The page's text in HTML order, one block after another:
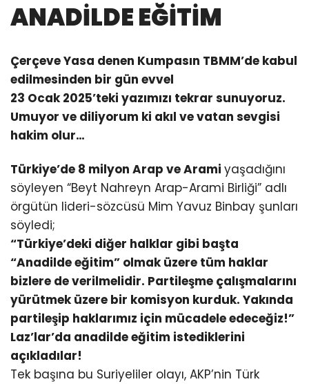
ANADİLDE EĞİTİM
Çerçeve Yasa denen Kumpasın TBMM’de kabul
edilmesinden bir gün evvel
23 Ocak 2025’teki yazımızı tekrar sunuyoruz.
Umuyor ve diliyorum ki akıl ve vatan sevgisi
hakim olur…
Türkiye’de 8 milyon Arap ve Arami yaşadığını
söyleyen “Beyt Nahreyn Arap-Arami Birliği” adlı
örgütün lideri-sözcüsü Mim Yavuz Binbay şunları
söyledi;
“Türkiye’deki diğer halklar gibi başta
“Anadilde eğitim” olmak üzere tüm haklar
bizlere de verilmelidir. Partileşme çalışmalarını
yürütmek üzere bir komisyon kurduk. Yakında
partileşip haklarımız için mücadele edeceğiz!”
Laz’lar’da anadilde eğitim istediklerini
açıkladılar!
Tek başına bu Suriyeliler olayı, AKP’nin Türk